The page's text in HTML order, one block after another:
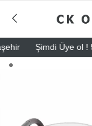
Şimdi Üye ol !